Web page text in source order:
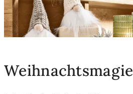
Weihnachtsmagie